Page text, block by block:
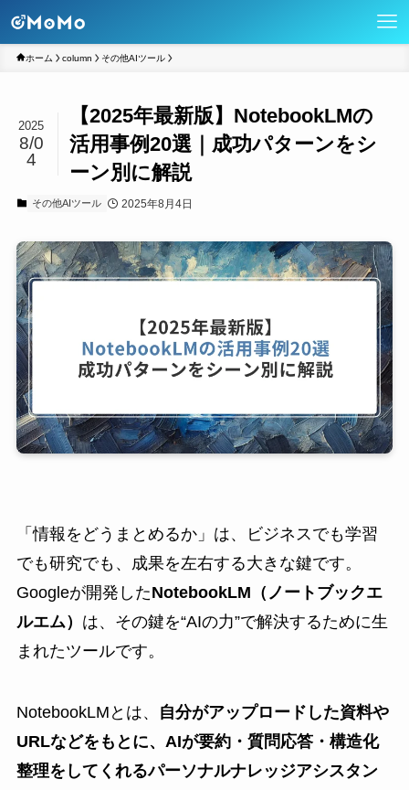
ホーム column その他AIツール
【2025年最新版】NotebookLMの
活用事例20選｜成功パターンをシ
ーン別に解説
2025
8/0
4
その他AIツール 2025年8月4日
「情報をどうまとめるか」は、ビジネスでも学習
でも研究でも、成果を左右する大きな鍵です。
Googleが開発したNotebookLM（ノートブックエ
ルエム） は、その鍵を“AIの力”で解決するために生
まれたツールです。
NotebookLMとは、
自分がアップロードした資料や
URLなどをもとに、AIが要約・質問応答・構造化
整理をしてくれるパーソナルナレッジアシスタン